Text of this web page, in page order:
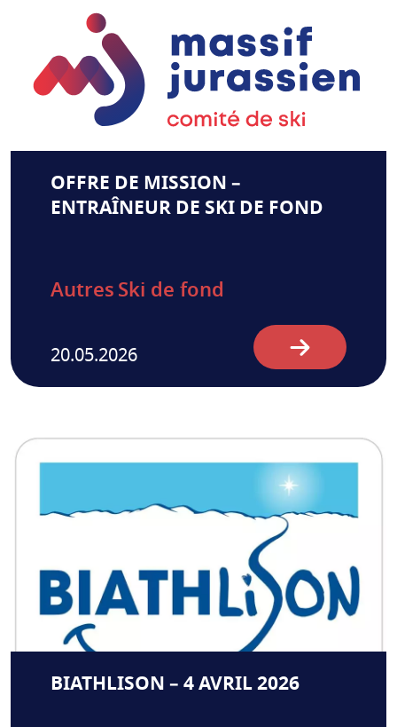
OFFRE DE MISSION –
ENTRAÎNEUR DE SKI DE FOND
Autres Ski de fond
20.05.2026
BIATHLISON – 4 AVRIL 2026